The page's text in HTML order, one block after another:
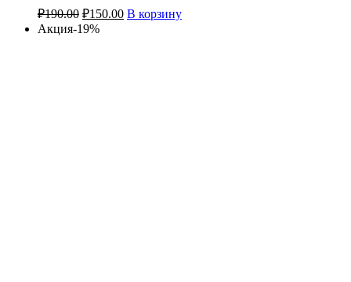
₽190.00 ₽150.00 В корзину
Акция-19%